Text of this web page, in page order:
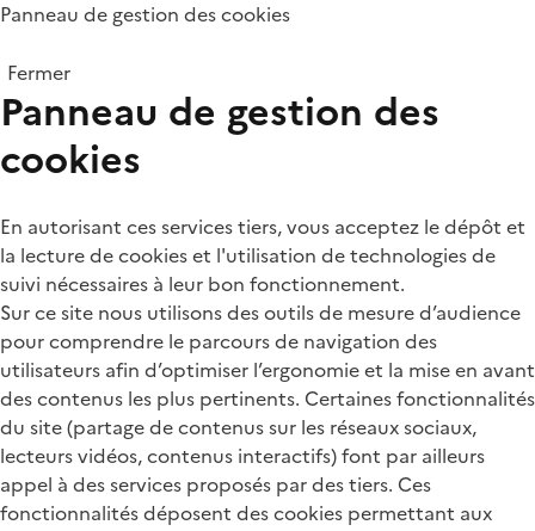
Panneau de gestion des cookies
Fermer
Panneau de gestion des
cookies
En autorisant ces services tiers, vous acceptez le dépôt et
la lecture de cookies et l'utilisation de technologies de
suivi nécessaires à leur bon fonctionnement.
Sur ce site nous utilisons des outils de mesure d’audience
pour comprendre le parcours de navigation des
utilisateurs afin d’optimiser l’ergonomie et la mise en avant
des contenus les plus pertinents. Certaines fonctionnalités
du site (partage de contenus sur les réseaux sociaux,
lecteurs vidéos, contenus interactifs) font par ailleurs
appel à des services proposés par des tiers. Ces
fonctionnalités déposent des cookies permettant aux